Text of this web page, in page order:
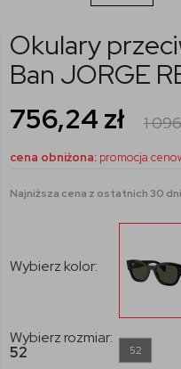
Okulary
Ban JORGE
756,24 zł 1
cena obniżona: promocja
Najniższa cena z ostatnich 30
Wybierz kolor:
Wybierz rozmiar:
52
52